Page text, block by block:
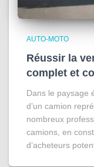
AUTO-MOTO
Réussir la
complet et
Dans le paysage
d’un camion
nombreux
camions, en
d’acheteurs